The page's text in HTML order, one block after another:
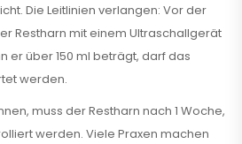
Die Leitlinien verlangen: Vor der
Restharn mit einem Ultraschallgerät
er über 150 ml beträgt, darf das
werden.
muss der Restharn nach 1 Woche,
werden. Viele Praxen machen